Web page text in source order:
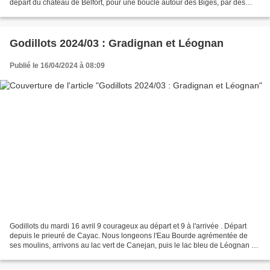
départ du château de Belfort, pour une boucle autour des Biges, par des
Godillots 2024/03 : Gradignan et Léognan
Publié le 16/04/2024 à 08:09
Godillots du mardi 16 avril 9 courageux au départ et 9 à l'arrivée . Départ
depuis le prieuré de Cayac. Nous longeons l'Eau Bourde agrémentée de
ses moulins, arrivons au lac vert de Canejan, puis le lac bleu de Léognan où